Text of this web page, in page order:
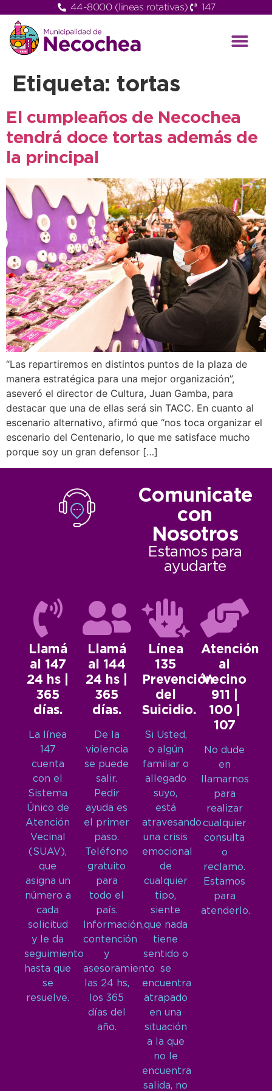
44-8000 (lineas rotativas) 147
Etiqueta: tortas
El cumpleaños de Necochea
tendrá doce tortas además de
la principal
“Las repartiremos en distintos puntos de la plaza de
manera estratégica para una mejor organización”,
aseveró el director de Cultura, Juan Gamba, para
destacar que una de ellas será sin TACC. En cuanto al
escenario alternativo, afirmó que “nos toca organizar el
escenario del Centenario, lo que me satisface mucho
porque soy un gran defensor […]
Comunicate
con
Nosotros
Estamos para
ayudarte
Llamá
al 147
24 hs |
365
días.
La línea
147
cuenta
con el
Sistema
Único de
Atención
Vecinal
(SUAV),
que
asigna un
número a
cada
solicitud
y le da
seguimiento
hasta que
se
resuelve.
Llamá
al 144
24 hs |
365
días.
De la
violencia
se puede
salir.
Pedir
ayuda es
el primer
paso.
Teléfono
gratuito
para
todo el
país.
Información,
contención
y
asesoramiento
las 24 hs,
los 365
días del
año.
Línea
135
Prevención
del
Suicidio.
Si Usted,
o algún
familiar o
allegado
suyo,
está
atravesando
una crisis
emocional
de
cualquier
tipo,
siente
que nada
tiene
sentido o
se
encuentra
atrapado
en una
situación
a la que
no le
encuentra
salida, no
Atención
al
Vecino
911 |
100 |
107
No dude
en
llamarnos
para
realizar
cualquier
consulta
o
reclamo.
Estamos
para
atenderlo.